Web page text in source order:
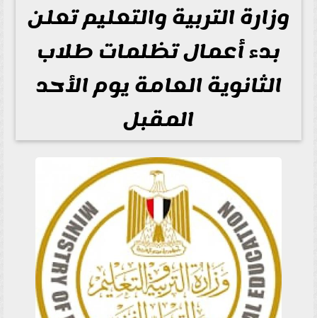
وزارة التربية والتعليم تعلن
بدء أعمال تظلمات طلاب
الثانوية العامة يوم الأحد
المقبل